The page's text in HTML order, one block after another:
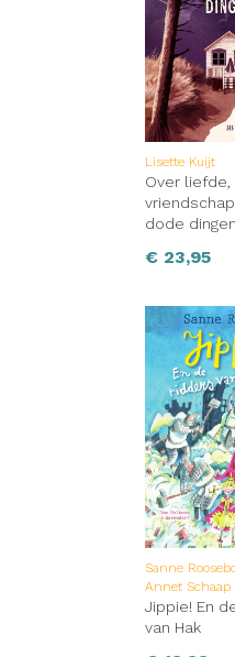
Lisette Kuijt
Over liefde,
dode dingen
€ 23,95
Sanne
Annet Schaap
Jippie! En
van Hak